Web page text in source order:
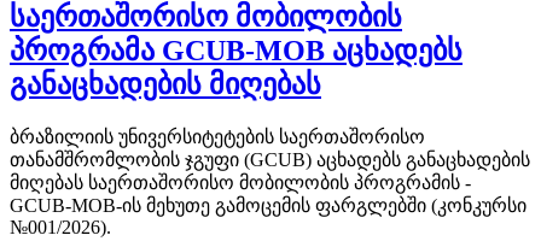
საერთაშორისო მობილობის
პროგრამა GCUB-MOB აცხადებს
განაცხადების მიღებას
ბრაზილიის უნივერსიტეტების საერთაშორისო
თანამშრომლობის ჯგუფი (GCUB) აცხადებს განაცხადების
მიღებას საერთაშორისო მობილობის პროგრამის -
GCUB-MOB-ის მეხუთე გამოცემის ფარგლებში (კონკურსი
№001/2026).